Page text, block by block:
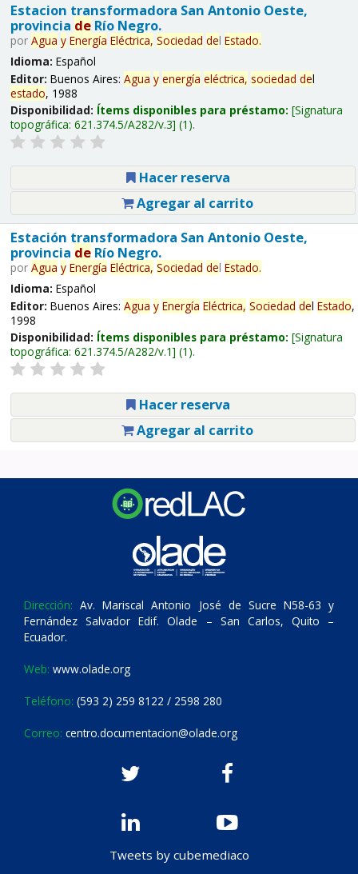
Estacion transformadora San Antonio Oeste,
provincia deRío Negro.
por Agua y Energía Eléctrica, Sociedad del Estado.
Idioma: Español
Editor: Buenos Aires: Agua y energía eléctrica, sociedad del
estado, 1988
Disponibilidad: Ítems disponibles para préstamo: Signatura
topográfica: 621.374.5/A282/v.3 (1).
Hacer reserva
Agregar al carrito
Estación transformadora San Antonio Oeste,
provincia deRío Negro.
por Agua y Energía Eléctrica, Sociedad del Estado.
Idioma: Español
Editor: Buenos Aires: Agua y Energía Eléctrica, Sociedad del Estado,
1998
Disponibilidad: Ítems disponibles para préstamo: Signatura
topográfica: 621.374.5/A282/v.1 (1).
Hacer reserva
Agregar al carrito
Dirección: Av. Mariscal Antonio José de Sucre N58-63 y
Fernández Salvador Edif. Olade – San Carlos, Quito –
Ecuador.
Web: www.olade.org
Teléfono: (593 2) 259 8122 / 2598 280
Correo: centro.documentacion@olade.org
Tweets by cubemediaco